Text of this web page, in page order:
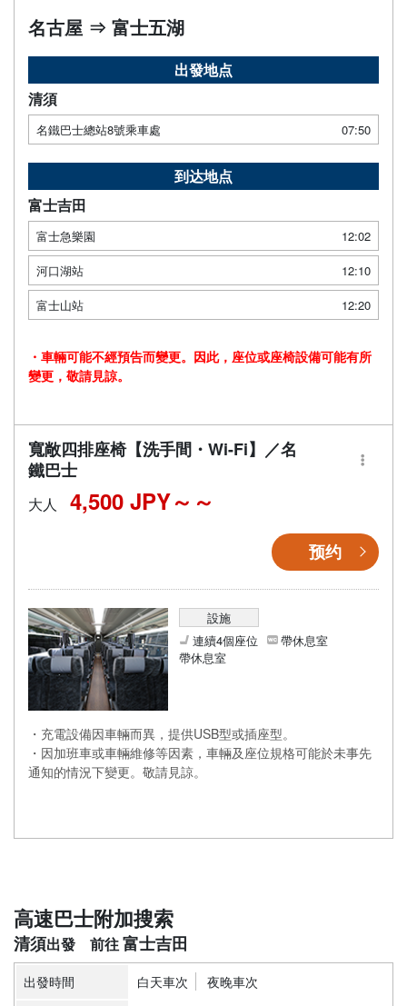
名古屋 ⇒ 富士五湖
出發地点
清須
名鐵巴士總站8號乘車處 07:50
到达地点
富士吉田
富士急樂園
12:02
河口湖站
12:10
富士山站
12:20
・車輛可能不經預告而變更。因此，座位或座椅設備可能有所
變更，敬請見諒。
寬敞四排座椅【洗手間・Wi-Fi】／名
鐵巴士
大人 4,500 JPY～
预约
設施
連續4個座位
帶休息室
帶休息室
・充電設備因車輛而異，提供USB型或插座型。
・因加班車或車輛維修等因素，車輛及座位規格可能於未事先
通知的情況下變更。敬請見諒。
高速巴士附加搜索
清須 富士吉田
出發時間 白天車次 夜晚車次